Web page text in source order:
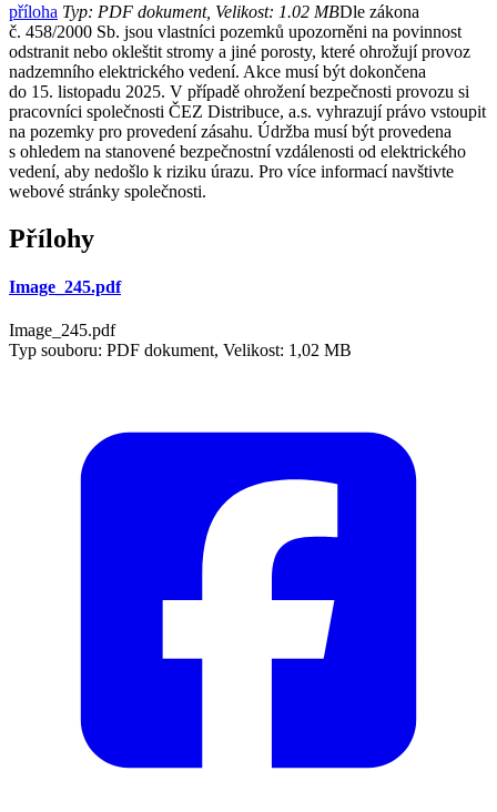
příloha Typ: PDF dokument, Velikost: 1.02 MBDle zákona
č. 458/2000 Sb. jsou vlastníci pozemků upozorněni na povinnost
odstranit nebo okleštit stromy a jiné porosty, které ohrožují provoz
nadzemního elektrického vedení. Akce musí být dokončena
do 15. listopadu 2025. V případě ohrožení bezpečnosti provozu si
pracovníci společnosti ČEZ Distribuce, a.s. vyhrazují právo vstoupit
na pozemky pro provedení zásahu. Údržba musí být provedena
s ohledem na stanovené bezpečnostní vzdálenosti od elektrického
vedení, aby nedošlo k riziku úrazu. Pro více informací navštivte
webové stránky společnosti.
Přílohy
Image_245.pdf
Image_245.pdf
Typ souboru: PDF dokument, Velikost: 1,02 MB